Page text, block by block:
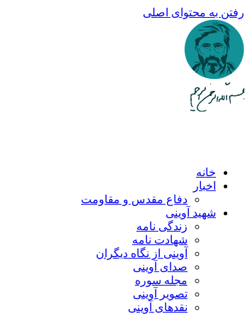
رفتن به محتوای اصلی
خانه
اخبار
دفاع مقدس و مقاومت
شهید آوینی
زندگی نامه
شهادت نامه
آوینی از نگاه دیگران
صدای آوینی
مجله سوره
تصویر آوینی
نقدهای آوینی